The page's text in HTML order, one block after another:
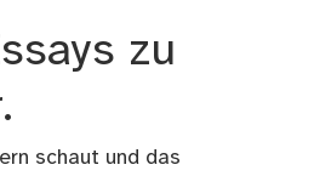
zu
schaut und das